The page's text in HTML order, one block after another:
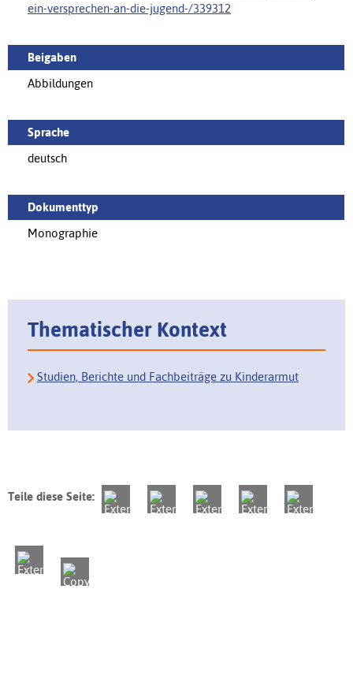
ein-versprechen-an-die-jugend-/339312
Beigaben
Abbildungen
Sprache
deutsch
Dokumenttyp
Monographie
Thematischer Kontext
Studien, Berichte und Fachbeiträge zu Kinderarmut
Teile diese Seite: